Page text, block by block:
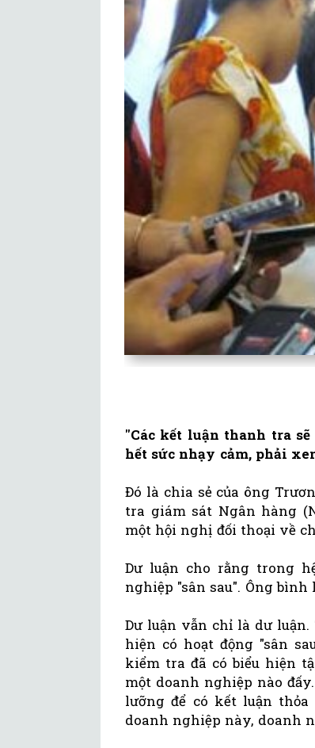
"Các kết luận thanh tra
hết sức nhạy cảm, phải
Đó là chia sẻ của ông
tra giám sát Ngân hàng
một hội nghị đối thoại về
Dư luận cho rằng trong
nghiệp "sân sau". Ông
Dư luận vẫn chỉ là dư
hiện có hoạt động "sân
kiểm tra đã có biểu hiện
một doanh nghiệp nào
lưỡng để có kết luận
doanh nghiệp này, doanh